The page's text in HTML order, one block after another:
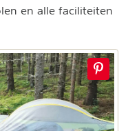
en alle faciliteiten